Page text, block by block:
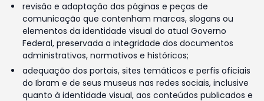
revisão e adaptação das páginas e peças de
comunicação que contenham marcas, slogans ou
elementos da identidade visual do atual Governo
Federal, preservada a integridade dos documentos
administrativos, normativos e históricos;
adequação dos portais, sites temáticos e perfis oficiais
do Ibram e de seus museus nas redes sociais, inclusive
quanto à identidade visual, aos conteúdos publicados e